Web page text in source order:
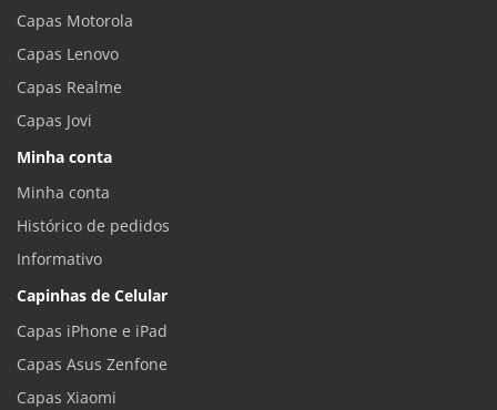
Capas Motorola
Capas Lenovo
Capas Realme
Capas Jovi
Minha conta
Minha conta
Histórico de pedidos
Informativo
Capinhas de Celular
Capas iPhone e iPad
Capas Asus Zenfone
Capas Xiaomi